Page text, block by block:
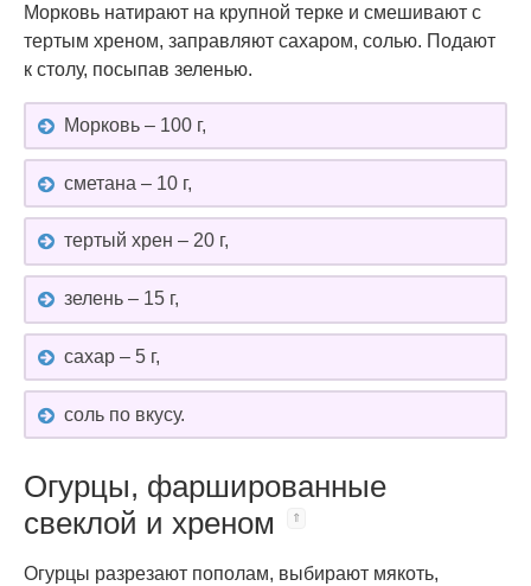
Морковь натирают на крупной терке и смешивают с
тертым хреном, заправляют сахаром, солью. Подают
к столу, посыпав зеленью.
Морковь – 100 г,
сметана – 10 г,
тертый хрен – 20 г,
зелень – 15 г,
сахар – 5 г,
соль по вкусу.
Огурцы, фаршированные
свеклой и хреном
Огурцы разрезают пополам, выбирают мякоть,